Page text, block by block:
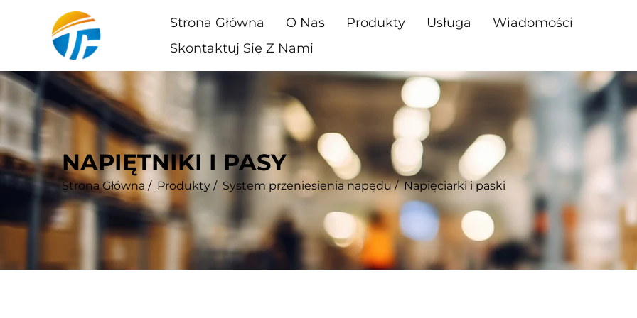
Strona Główna O Nas Produkty Usługa
Wiadomości
Skontaktuj Się Z Nami
NAPIĘTNIKI I PASY
Strona Główna / Produkty / System przeniesienia napędu/Napięciarki i paski